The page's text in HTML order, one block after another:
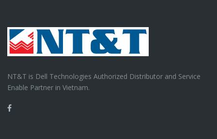
NT&T is Dell Technologies Authorized Distributor and Service
Enable Partner in Vietnam.